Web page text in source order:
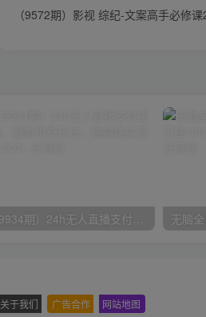
（9572期）影视 综纪-文案高手必修
（9934期）24h无人直播支付宝项目，最新带货玩法，纯躺赚实测日入500+
关于我们 广告合作 网站地图